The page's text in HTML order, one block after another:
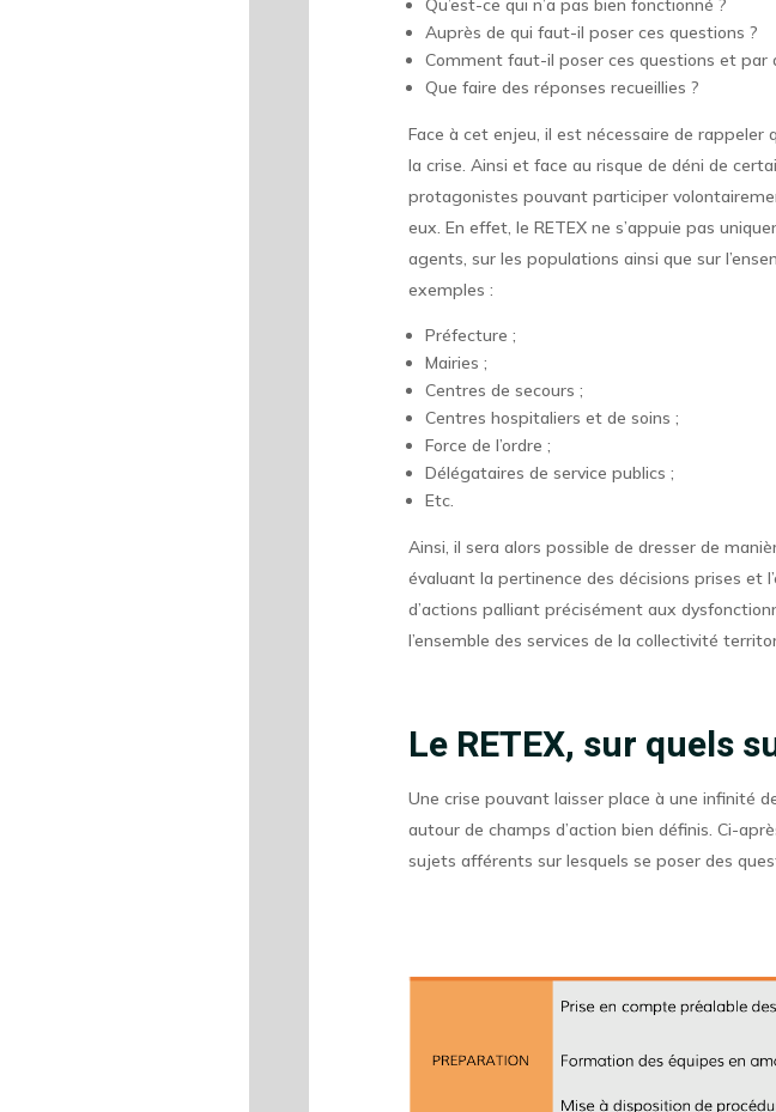
Auprès de qui faut-il poser ces questions ?
Comment faut-il poser ces questions et par
Que faire des réponses recueillies ?
Face à cet enjeu, il est nécessaire de rappeler
la crise. Ainsi et face au risque de déni de
protagonistes pouvant participer
eux. En effet, le RETEX ne s’appuie pas
agents, sur les populations ainsi que sur
exemples :
Préfecture ;
Mairies ;
Centres de secours ;
Centres hospitaliers et de soins ;
Force de l’ordre ;
Délégataires de service publics ;
Etc.
Ainsi, il sera alors possible de dresser de
évaluant la pertinence des décisions prises et
d’actions palliant précisément aux
l’ensemble des services de la collectivité
Le RETEX, sur quels
Une crise pouvant laisser place à une infinité
autour de champs d’action bien définis. Ci-
sujets afférents sur lesquels se poser des